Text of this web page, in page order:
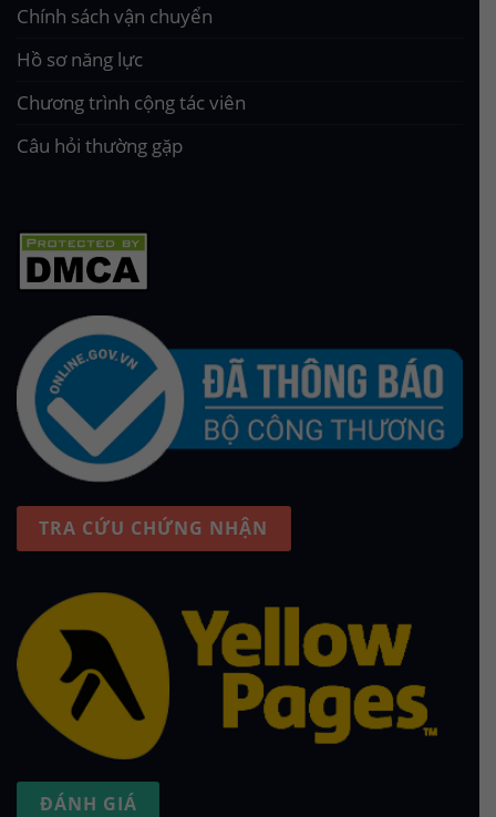
Chính sách vận chuyển
Hồ sơ năng lực
Chương trình cộng tác viên
Câu hỏi thường gặp
TRA CỨU CHỨNG NHẬN
ĐÁNH GIÁ